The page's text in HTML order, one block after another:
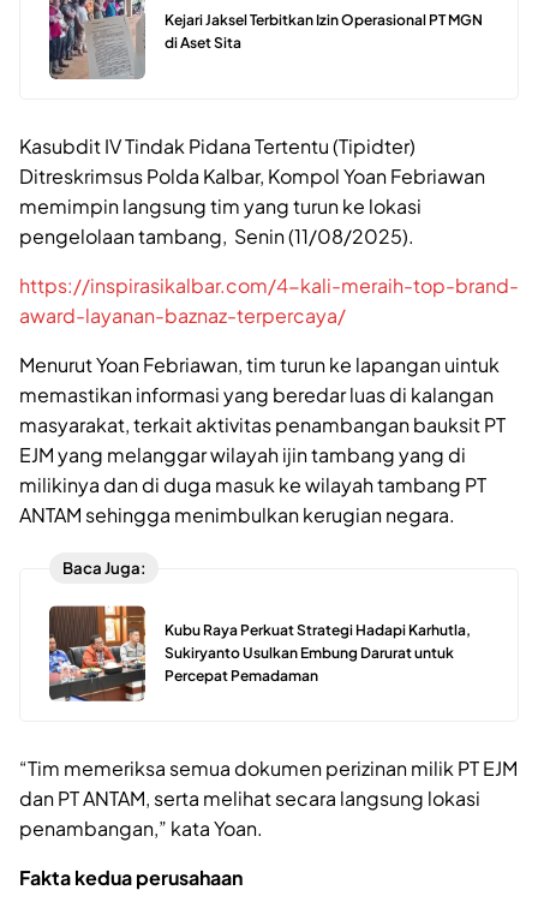
Kejari Jaksel Terbitkan Izin Operasional PT MGN
di Aset Sita
Kasubdit IV Tindak Pidana Tertentu (Tipidter)
Ditreskrimsus Polda Kalbar, Kompol Yoan Febriawan
memimpin langsung tim yang turun ke lokasi
pengelolaan tambang, Senin (11/08/2025).
https://inspirasikalbar.com/4-kali-meraih-top-brand-
award-layanan-baznaz-terpercaya/
Menurut Yoan Febriawan, tim turun ke lapangan uintuk
memastikan informasi yang beredar luas di kalangan
masyarakat, terkait aktivitas penambangan bauksit PT
EJM yang melanggar wilayah ijin tambang yang di
milikinya dan di duga masuk ke wilayah tambang PT
ANTAM sehingga menimbulkan kerugian negara.
Baca Juga:
Kubu Raya Perkuat Strategi Hadapi Karhutla,
Sukiryanto Usulkan Embung Darurat untuk
Percepat Pemadaman
“Tim memeriksa semua dokumen perizinan milik PT EJM
dan PT ANTAM, serta melihat secara langsung lokasi
penambangan,” kata Yoan.
Fakta kedua perusahaan